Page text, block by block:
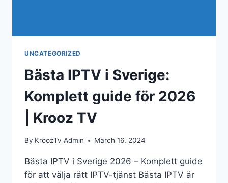
UNCATEGORIZED
Bästa IPTV i Sverige:
Komplett guide för 2026
| Krooz TV
By KroozTv Admin March 16, 2024
Bästa IPTV i Sverige 2026 – Komplett guide
för att välja rätt IPTV-tjänst Bästa IPTV är